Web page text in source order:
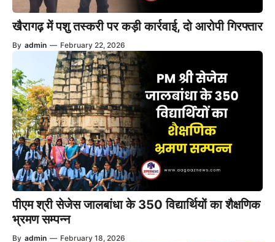
खैरागढ़ में पशु तस्करी पर कड़ी कार्रवाई, दो आरोपी गिरफ्तार
By admin — February 22, 2026
पीएम श्री सेजेस जालबांधा के 350 विद्यार्थियों का शैक्षणिक
भ्रमण सम्पन्न
By admin — February 18, 2026